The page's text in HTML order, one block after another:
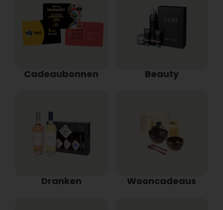
Cadeaubonnen Beauty
Dranken Wooncadeaus